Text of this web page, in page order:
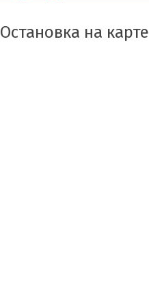
Остановка на карте